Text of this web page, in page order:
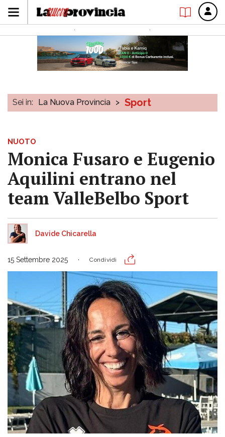
Sei in: La Nuova Provincia > Sport
NUOTO
Monica Fusaro e Eugenio
Aquilini entrano nel
team ValleBelbo Sport
Davide Chicarella
15 Settembre 2025 Condividi